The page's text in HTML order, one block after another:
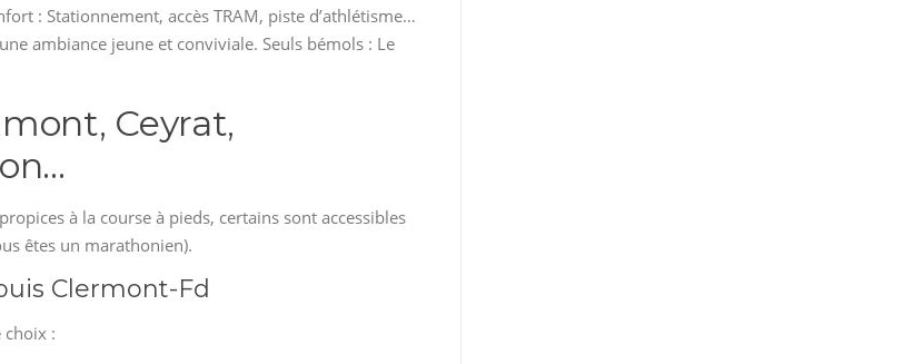
: Stationnement, accès TRAM, piste d’athlétisme…
ambiance jeune et conviviale. Seuls bémols : Le
Ceyrat,
à la course à pieds, certains sont accessibles
êtes un marathonien).
Clermont-Fd
choix :